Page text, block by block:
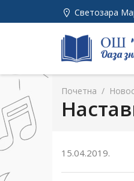
Светозара
Почетна /
15.04.2019.